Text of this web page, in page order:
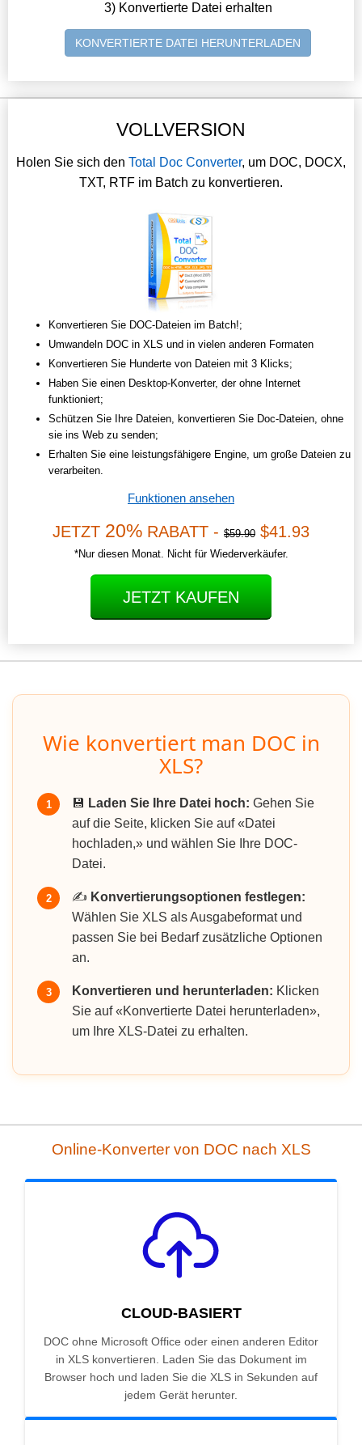
3) Konvertierte Datei erhalten
KONVERTIERTE DATEI HERUNTERLADEN
VOLLVERSION
Holen Sie sich den Total Doc Converter, um DOC, DOCX,
TXT, RTF im Batch zu konvertieren.
Konvertieren Sie DOC-Dateien im Batch!;
Umwandeln DOC in XLS und in vielen anderen Formaten
Konvertieren Sie Hunderte von Dateien mit 3 Klicks;
Haben Sie einen Desktop-Konverter, der ohne Internet
funktioniert;
Schützen Sie Ihre Dateien, konvertieren Sie Doc-Dateien, ohne
sie ins Web zu senden;
Erhalten Sie eine leistungsfähigere Engine, um große Dateien zu
verarbeiten.
Funktionen ansehen
JETZT 20% RABATT - $59.90 $41.93
*Nur diesen Monat. Nicht für Wiederverkäufer.
JETZT KAUFEN
Wie konvertiert man DOC in
XLS?
1 💾 Laden Sie Ihre Datei hoch: Gehen Sie
auf die Seite, klicken Sie auf «Datei
hochladen,» und wählen Sie Ihre DOC-
Datei.
2 ✍️ Konvertierungsoptionen festlegen:
Wählen Sie XLS als Ausgabeformat und
passen Sie bei Bedarf zusätzliche Optionen
an.
3 Konvertieren und herunterladen: Klicken
Sie auf «Konvertierte Datei herunterladen»,
um Ihre XLS-Datei zu erhalten.
Online-Konverter von DOC nach XLS
CLOUD-BASIERT
DOC ohne Microsoft Office oder einen anderen Editor
in XLS konvertieren. Laden Sie das Dokument im
Browser hoch und laden Sie die XLS in Sekunden auf
jedem Gerät herunter.